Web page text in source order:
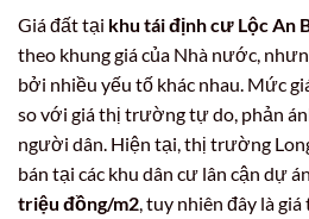
Giá đất tại khu tái định cư Lộc An
theo khung giá của Nhà nước,
bởi nhiều yếu tố khác nhau. Mức
so với giá thị trường tự do, phản
người dân. Hiện tại, thị trường
bán tại các khu dân cư lân cận dự
triệu đồng/m2 , tuy nhiên đây là